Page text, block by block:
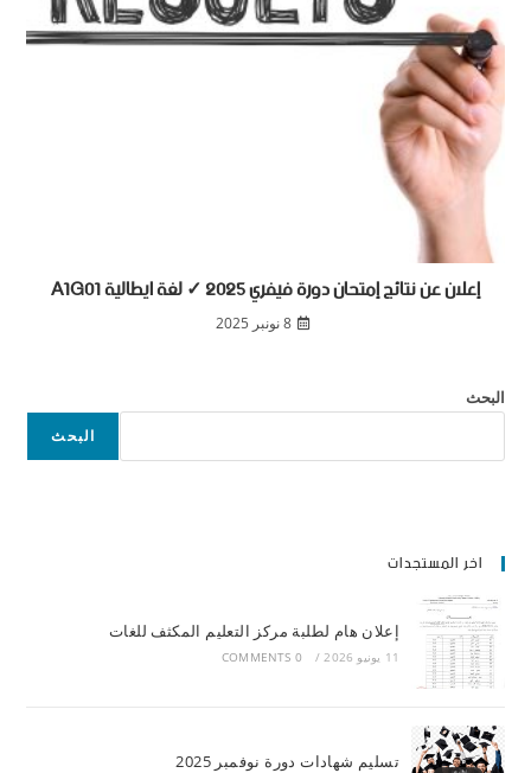
إعلان عن نتائج إمتحان دورة فيفري 2025 ✓ لغة ايطالية A1G01
8 نونبر 2025
البحث
البحث
اخر المستجدات
إعلان هام لطلبة مركز التعليم المكثف للغات
11 يونيو 2026 /
0 COMMENTS
تسليم شهادات دورة نوفمبر 2025